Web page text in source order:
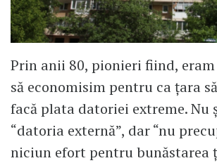
Prin anii 80, pionieri fiind,
să economisim pentru ca țara
facă plata datoriei extreme. Nu
“datoria externă”, dar “nu
niciun efort pentru bunăstarea